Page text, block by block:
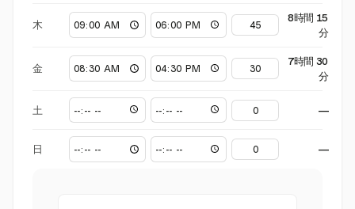
木
8時間 15
分
金
7時間 30
分
土 —
日 —